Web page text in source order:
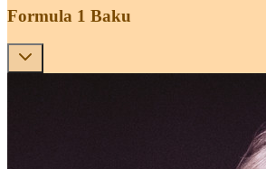
Formula 1 Baku